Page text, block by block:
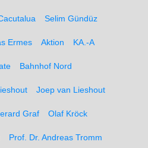
Selim Gündüz
Ermes Aktion KA.-A
Bahnhof Nord
Joep van Lieshout
Graf Olaf Kröck
Prof. Dr. Andreas Tromm